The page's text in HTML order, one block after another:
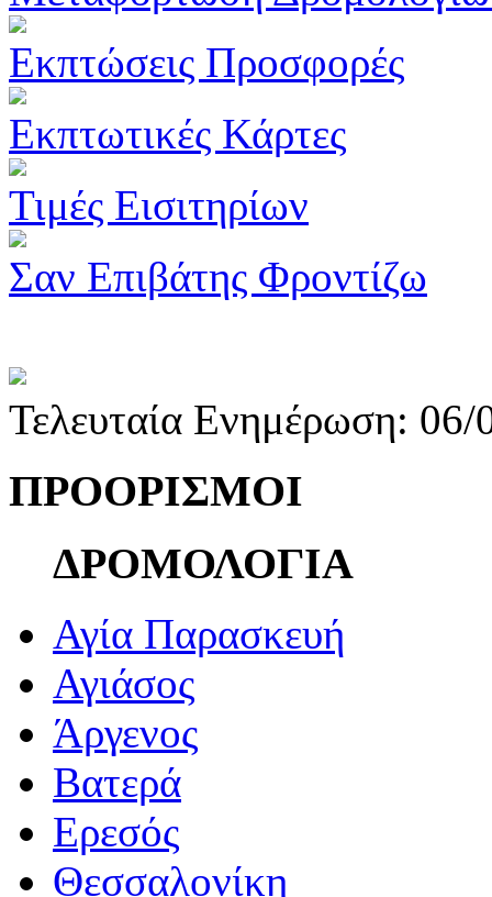
Εκπτώσεις Προσφορές
Εκπτωτικές Κάρτες
Τιμές Εισιτηρίων
Σαν Επιβάτης Φροντίζω
Τελευταία Ενημέρωση:
ΠΡΟΟΡΙΣΜΟΙ
ΔΡΟΜΟΛΟΓΙΑ
Αγία Παρασκευή
Αγιάσος
Άργενος
Βατερά
Ερεσός
Θεσσαλονίκη